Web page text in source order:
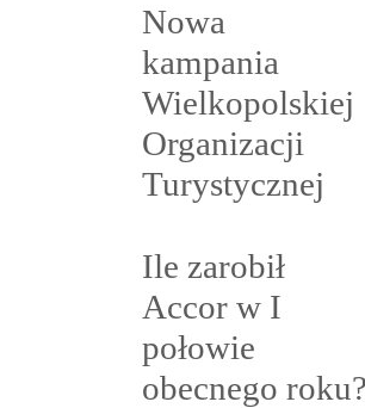
Nowa
kampania
Wielkopolskiej
Organizacji
Turystycznej
Ile zarobił
Accor w I
połowie
obecnego